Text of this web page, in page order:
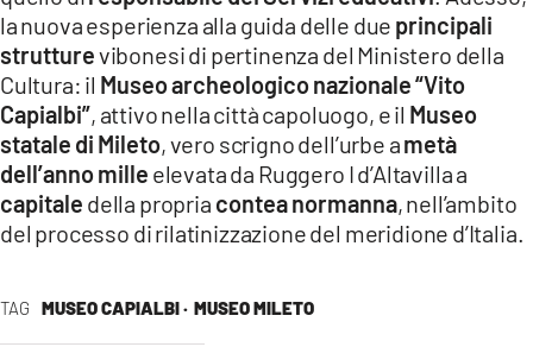
TAG MUSEO CAPIALBI · MUSEO MILETO
la nuova esperienza alla guida delle due principali
strutturevibonesi di pertinenza del Ministero della
Cultura: il Museo archeologico nazionale “Vito
Capialbi”, attivo nella città capoluogo, e il Museo
statale di Mileto, vero scrigno dell’urbe ametà
dell’anno mille elevata da Ruggero I d’Altavilla a
capitale della propria contea normanna, nell’ambito
del processo di rilatinizzazione del meridione d’Italia.